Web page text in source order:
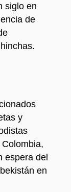
siglo en
de
y
espera del
en